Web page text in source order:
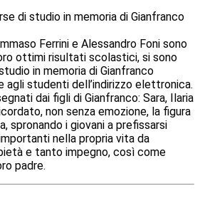
di studio in memoria di Gianfranco
Ferrini e Alessandro Foni sono
ottimi risultati scolastici, si sono
in memoria di Gianfranco
agli studenti dell’indirizzo elettronica.
dai figli di Gianfranco: Sara, Ilaria
non senza emozione, la figura
spronando i giovani a prefissarsi
nella propria vita da
e tanto impegno, così come
padre.